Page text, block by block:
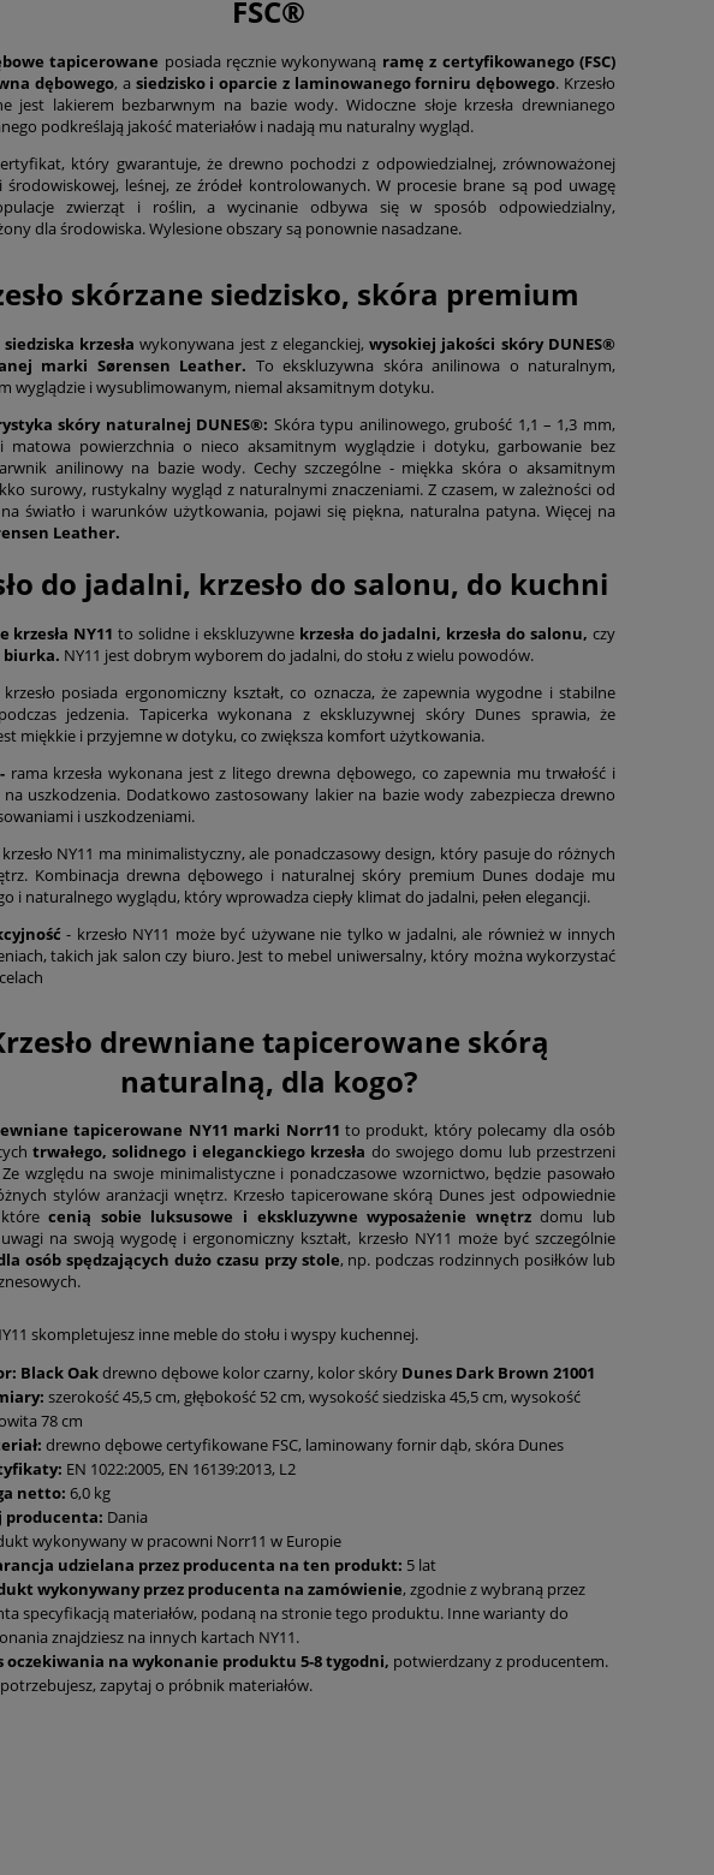
FSC®
tapicerowane posiada ręcznie wykonywaną ramęz certyfikowanego (FSC)
dębowego, a siedzisko i oparcie z laminowanego forniru dębowego. Krzesło
jest lakierem bezbarwnym na bazie wody. Widoczne słoje krzesła drewnianego
podkreślają jakość materiałów i nadają mu naturalny wygląd.
który gwarantuje, że drewno pochodzi z odpowiedzialnej, zrównoważonej
środowiskowej, leśnej, ze źródeł kontrolowanych. W procesie brane są pod uwagę
zwierząt i roślin, a wycinanie odbywa się w sposób odpowiedzialny,
dla środowiska. Wylesione obszary są ponownie nasadzane.
skórzane siedzisko, skóra premium
krzesławykonywana jest z eleganckiej, wysokiej jakości skóry DUNES®
marki Sørensen Leather. To ekskluzywna skóra anilinowa o naturalnym,
wyglądzie i wysublimowanym, niemal aksamitnym dotyku.
skóry naturalnej DUNES®: Skóra typu anilinowego, grubość 1,1 – 1,3 mm,
i matowa powierzchnia o nieco aksamitnym wyglądzie i dotyku, garbowanie bez
anilinowy na bazie wody. Cechy szczególne - miękka skóra o aksamitnym
surowy, rustykalny wygląd z naturalnymi znaczeniami. Z czasem, w zależności od
światło i warunków użytkowania, pojawi się piękna, naturalna patyna. Więcej na
Leather.
do jadalni, krzesło do salonu, do kuchni
krzesła NY11 to solidne i ekskluzywnekrzesła do jadalni, krzesła do salonu,czy
biurka. NY11 jest dobrym wyborem do jadalni, do stołu z wielu powodów.
krzesło posiada ergonomiczny kształt, co oznacza, że zapewnia wygodne i stabilne
jedzenia. Tapicerka wykonana z ekskluzywnej skóry Dunes sprawia, że
miękkie i przyjemne w dotyku, co zwiększa komfort użytkowania.
rama krzesła wykonana jest z litego drewna dębowego, co zapewnia mu trwałość i
uszkodzenia. Dodatkowo zastosowany lakier na bazie wody zabezpiecza drewno
i uszkodzeniami.
NY11 ma minimalistyczny, ale ponadczasowy design, który pasuje do różnych
Kombinacja drewna dębowego i naturalnej skóry premium Dunes dodaje mu
i naturalnego wyglądu, który wprowadza ciepły klimat do jadalni, pełen elegancji.
- krzesło NY11 może być używane nie tylko w jadalni, ale również w innych
takich jak salon czy biuro. Jest to mebel uniwersalny, który można wykorzystać
drewniane tapicerowane skórą
naturalną, dla kogo?
tapicerowane NY11 marki Norr11 to produkt, który polecamy dla osób
trwałego, solidnego i eleganckiego krzesła do swojego domu lub przestrzeni
względu na swoje minimalistyczne i ponadczasowe wzornictwo, będzie pasowało
stylów aranżacji wnętrz. Krzesło tapicerowane skórą Dunes jest odpowiednie
którecenią sobie luksusowe i ekskluzywne wyposażenie wnętrzdomu lub
na swoją wygodę i ergonomiczny kształt, krzesło NY11 może być szczególnie
osób spędzających dużo czasu przy stole, np. podczas rodzinnych posiłków lub
skompletujesz inne meble do stołu i wyspy kuchennej.
Black Oakdrewno dębowe kolor czarny, kolor skóry Dunes Dark Brown 21001
szerokość 45,5 cm, głębokość 52 cm, wysokość siedziska 45,5 cm, wysokość
78 cm
drewno dębowe certyfikowane FSC, laminowany fornir dąb, skóra Dunes
EN 1022:2005, EN 16139:2013, L2
netto: 6,0 kg
producenta: Dania
wykonywany w pracowni Norr11 w Europie
udzielana przez producenta na ten produkt: 5 lat
wykonywany przez producenta na zamówienie, zgodnie z wybraną przez
specyfikacją materiałów, podaną na stronie tego produktu. Inne warianty do
znajdziesz na innych kartach NY11.
oczekiwania na wykonanie produktu 5-8 tygodni, potwierdzany z producentem.
potrzebujesz, zapytaj o próbnik materiałów.